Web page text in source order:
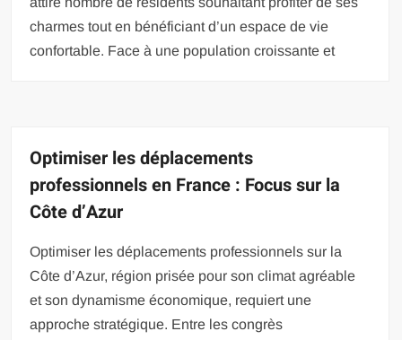
charmes tout en bénéficiant d’un espace de vie
confortable. Face à une population croissante et
Optimiser les déplacements
professionnels en France : Focus sur la
Côte d’Azur
Optimiser les déplacements professionnels sur la
Côte d’Azur, région prisée pour son climat agréable
et son dynamisme économique, requiert une
approche stratégique. Entre les congrès